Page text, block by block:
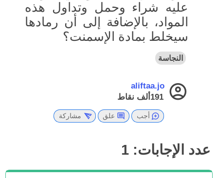
عليه شراء وحمل وتداول هذه
المواد، بالإضافة إلى أن رمادها
سيخلط بمادة الإسمنت؟
النجاسة
aliftaa.jo
191ألف
نقاط
أجب علق مشاركة
عدد الإجابات: 1